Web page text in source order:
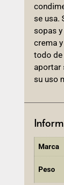
se usa.
sopas
crema
todo de
aportar
su uso
Marca
Peso